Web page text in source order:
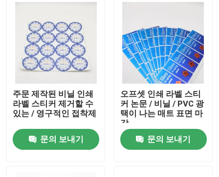
회사 소개
접촉
제품 소개
인쇄 포장 상자
인쇄 용지함
주문 제작된 비닐 인쇄
라벨 스티커 제거할 수
있는 / 영구적인 접착제
문의 보내기
오프셋 인쇄 라벨 스티
커 논문 / 비닐 / PVC 광
택이 나는 매트 표면 마
감
문의 보내기